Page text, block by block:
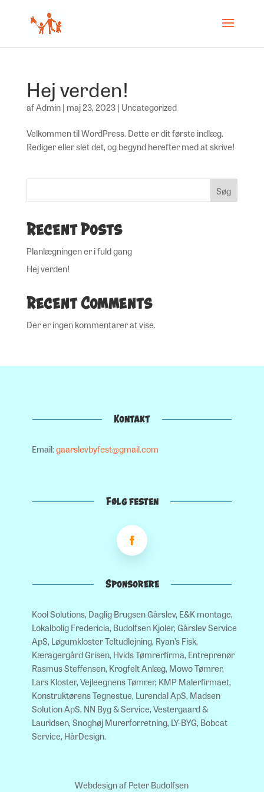
Hej verden!
afAdmin| maj 23, 2023| Uncategorized
Velkommen til WordPress. Dette er dit første indlæg.
Rediger eller slet det, og begynd herefter med at skrive!
Søg
Recent Posts
Planlægningen er i fuld gang
Hej verden!
Recent Comments
Der er ingen kommentarer at vise.
Kontakt
Email:gaarslevbyfest@gmail.com
Følg festen
Sponsorere
Kool Solutions, Daglig Brugsen Gårslev, E&K montage,
Lokalbolig Fredericia, Budolfsen Kjoler, Gårslev Service
ApS, Løgumkloster Teltudlejning, Ryan’s Fisk,
Kæragergård Grisen, Hvids Tømrerfirma, Entreprenør
Rasmus Steffensen, Krogfelt Anlæg, Mowo Tømrer,
Lars Kloster, Vejleegnens Tømrer, KMP Malerfirmaet,
Konstruktørens Tegnestue, Lurendal ApS, Madsen
Solution ApS, NN Byg & Service, Vestergaard &
Lauridsen, Snoghøj Murerforretning, LY-BYG, Bobcat
Service, HårDesign.
Webdesign af Peter Budolfsen